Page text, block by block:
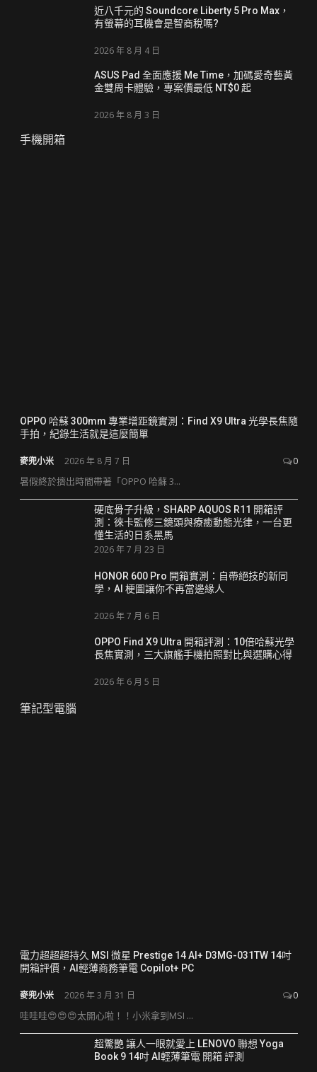
近八千元的 Soundcore Liberty 5 Pro Max，
有螢幕的耳機會是智商稅嗎?
2026 年 8 月 4 日
ASUS Pad 全面應援 Me Time，加碼愛奇藝黃
金雙周卡體驗，專案價最低 NT$0 起
2026 年 8 月 3 日
手機開箱
OPPO 哈蘇 300mm 專業增距鏡實測：Find X9 Ultra 光學長焦隨
手拍，紀錄生活就是這麼簡單
麥兜小米 2026 年 8 月 7 日 0
暑假終於擠出時間帶著「OPPO 哈蘇 3...
硬底骨子升級，SHARP AQUOS R11 開箱評
測：徠卡監修三鏡頭與療癒動態光律，一台更
懂生活的日系黑馬
2026 年 7 月 23 日
HONOR 600 Pro 開箱實測：自帶絕技的新同
學，AI 梗圖讓你不再當邊緣人
2026 年 7 月 6 日
OPPO Find X9 Ultra 開箱評測：10倍哈蘇光學
長焦實測，三大旗艦手機拍照對比與選購心得
2026 年 6 月 5 日
筆記型電腦
電力超超超持久 MSI 微星 Prestige 14 AI+ D3MG-031TW 14吋
開箱評價，AI輕薄商務筆電 Copilot+ PC
麥兜小米 2026 年 3 月 31 日 0
哇哇哇😍😍😍太開心啦！！小米拿到MSI ...
超驚艷 讓人一眼就愛上 LENOVO 聯想 Yoga
Book 9 14吋 AI輕薄筆電 開箱 評測